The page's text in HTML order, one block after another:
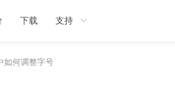
下载 支持
如何调整字号